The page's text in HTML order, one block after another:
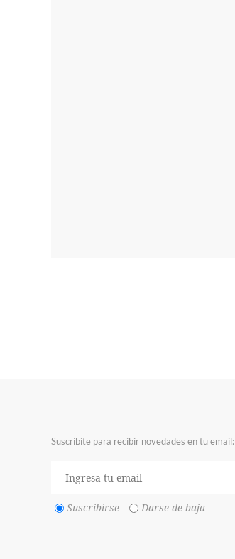
Suscríbite para recibir novedades en tu email:
Suscribirse Darse de baja